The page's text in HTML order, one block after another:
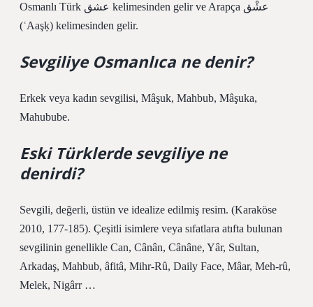
Osmanlı Türk عشق kelimesinden gelir ve Arapça عشْق
(ʿAaşḳ) kelimesinden gelir.
Sevgiliye Osmanlıca ne denir?
Erkek veya kadın sevgilisi, Mâşuk, Mahbub, Mâşuka,
Mahubube.
Eski Türklerde sevgiliye ne
denirdi?
Sevgili, değerli, üstün ve idealize edilmiş resim. (Karaköse
2010, 177-185). Çeşitli isimlere veya sıfatlara atıfta bulunan
sevgilinin genellikle Can, Cânân, Cânâne, Yâr, Sultan,
Arkadaş, Mahbub, âfitâ, Mihr-Rû, Daily Face, Mâar, Meh-rû,
Melek, Nigârr …